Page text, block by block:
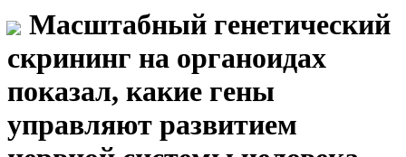
Масштабный генетический
скрининг на органоидах
показал, какие гены
управляют развитием